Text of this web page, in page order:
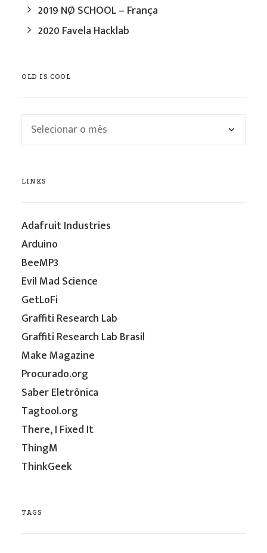
2019 NØ SCHOOL – França
2020 Favela Hacklab
OLD IS COOL
Old
LINKS
Adafruit Industries
Arduino
BeeMP3
Evil Mad Science
GetLoFi
Graffiti Research Lab
Graffiti Research Lab Brasil
Make Magazine
Procurado.org
Saber Eletrônica
Tagtool.org
There, I Fixed It
ThingM
ThinkGeek
TAGS